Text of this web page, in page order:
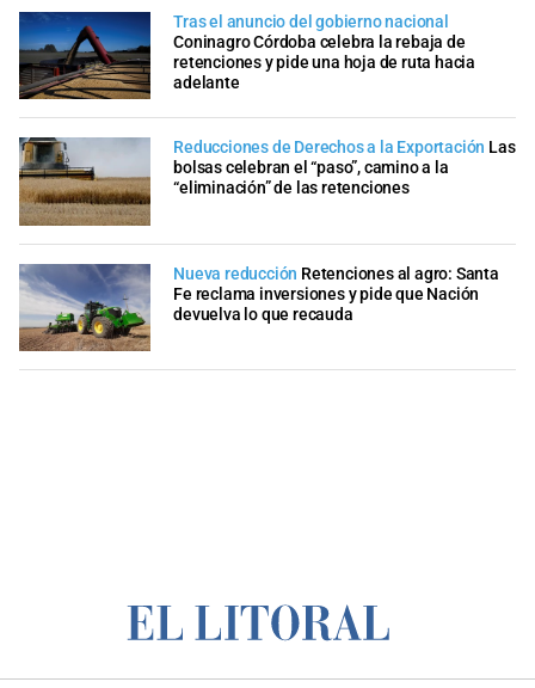
Tras el anuncio del gobierno nacional
Coninagro Córdoba celebra la rebaja de
retenciones y pide una hoja de ruta hacia
adelante
Reducciones de Derechos a la Exportación Las
bolsas celebran el “paso”, camino a la
“eliminación” de las retenciones
Nueva reducción Retenciones al agro: Santa
Fe reclama inversiones y pide que Nación
devuelva lo que recauda